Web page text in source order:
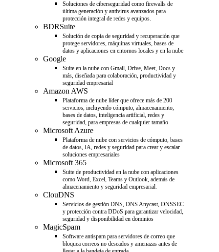
Soluciones de ciberseguridad como firewalls de
última generación y antivirus avanzados para
protección integral de redes y equipos.
BDRSuite
Solución de copia de seguridad y recuperación que
protege servidores, máquinas virtuales, bases de
datos y aplicaciones en entornos locales y en la nube
Google
Suite en la nube con Gmail, Drive, Meet, Docs y
más, diseñada para colaboración, productividad y
seguridad empresarial
Amazon AWS
Plataforma de nube líder que ofrece más de 200
servicios, incluyendo cómputo, almacenamiento,
bases de datos, inteligencia artificial, redes y
seguridad, para empresas de cualquier tamaño
Microsoft Azure
Plataforma de nube con servicios de cómputo, bases
de datos, IA, redes y seguridad para crear y escalar
soluciones empresariales
Microsoft 365
Suite de productividad en la nube con aplicaciones
como Word, Excel, Teams y Outlook, además de
almacenamiento y seguridad empresarial.
ClouDNS
Servicios de gestión DNS, DNS Anycast, DNSSEC
y protección contra DDoS para garantizar velocidad,
seguridad y disponibilidad en dominios
MagicSpam
Software antispam para servidores de correo que
bloquea correos no deseados y amenazas antes de